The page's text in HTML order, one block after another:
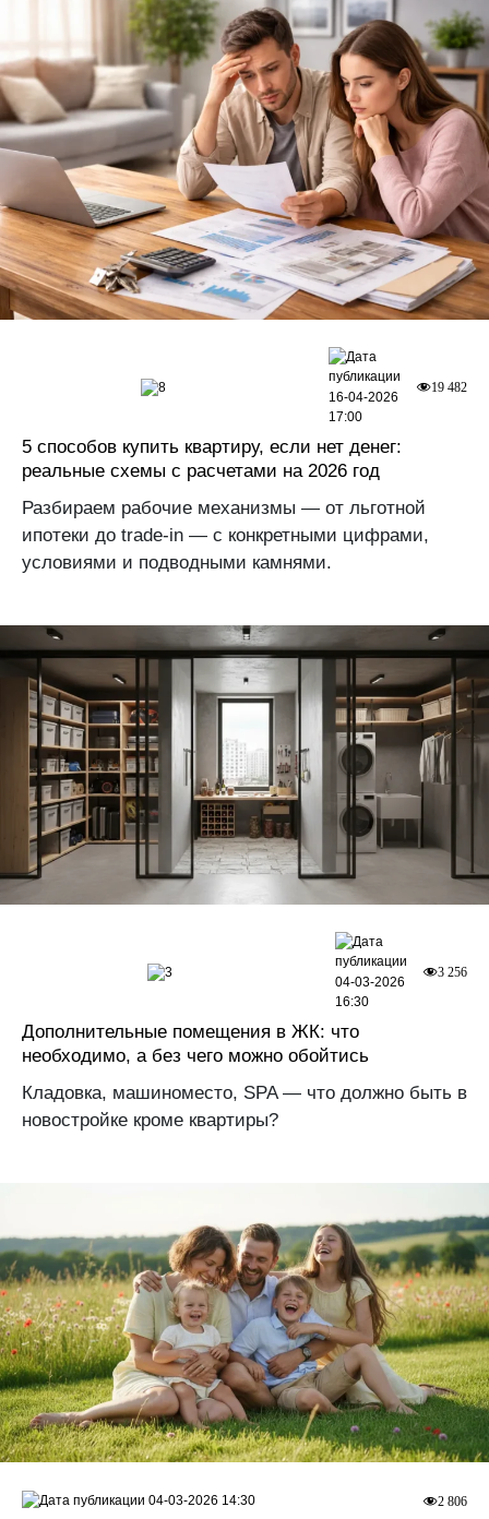
5 способов купить квартиру, если нет денег:
реальные схемы с расчетами на 2026 год
Разбираем рабочие механизмы — от льготной
ипотеки до trade-in — с конкретными цифрами,
условиями и подводными камнями.
8 19 482
16-04-2026
17:00
Дополнительные помещения в ЖК: что
необходимо, а без чего можно обойтись
Кладовка, машиноместо, SPA — что должно быть в
новостройке кроме квартиры?
3 3 256
04-03-2026
16:30
2 806
04-03-2026 14:30